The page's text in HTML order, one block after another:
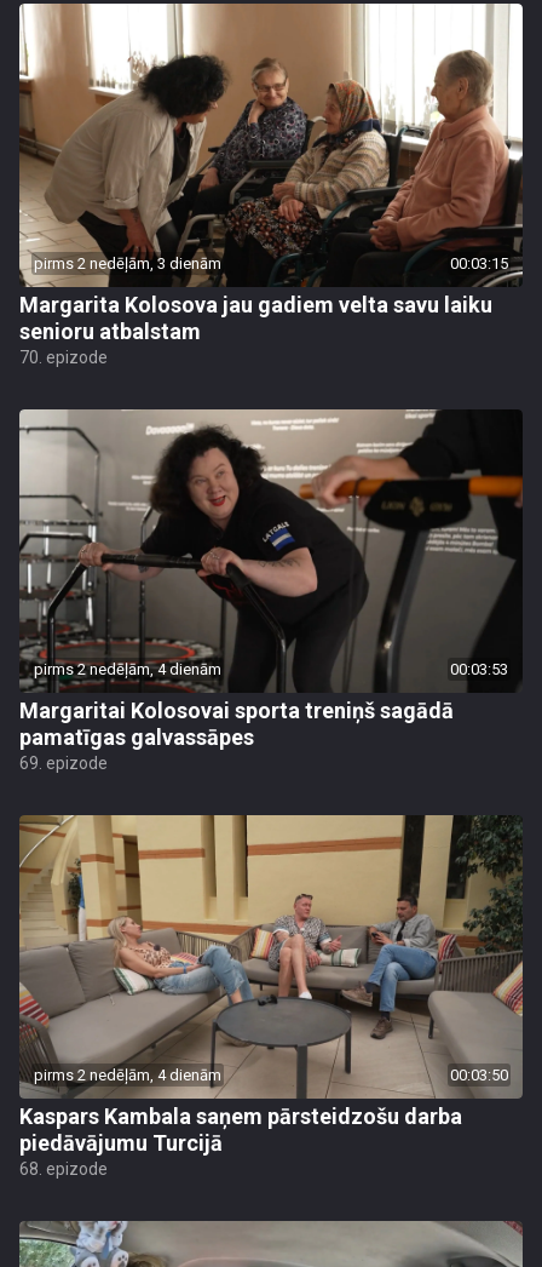
pirms 2 nedēļām, 3 dienām 00:03:15
Margarita Kolosova jau gadiem velta savu laiku
senioru atbalstam
70. epizode
pirms 2 nedēļām, 4 dienām 00:03:53
Margaritai Kolosovai sporta treniņš sagādā
pamatīgas galvassāpes
69. epizode
pirms 2 nedēļām, 4 dienām 00:03:50
Kaspars Kambala saņem pārsteidzošu darba
piedāvājumu Turcijā
68. epizode